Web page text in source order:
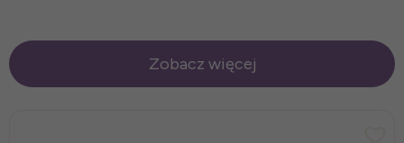
Zobacz więcej